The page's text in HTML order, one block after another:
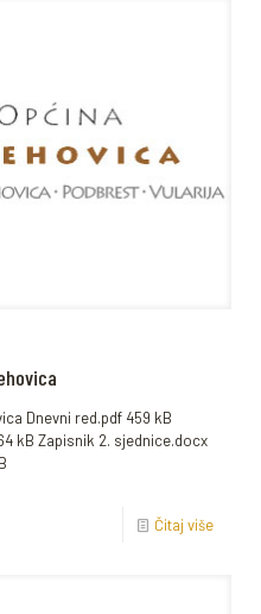
Dnevni red.pdf 459 kB
kB Zapisnik 2. sjednice.docx
Čitaj više